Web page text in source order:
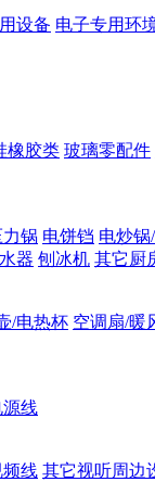
设备 电子专用环
橡胶类 玻璃零配件
力锅 电饼铛 电炒锅
器 刨冰机 其它厨
/电热杯 空调扇/暖
源线
线 其它视听周边